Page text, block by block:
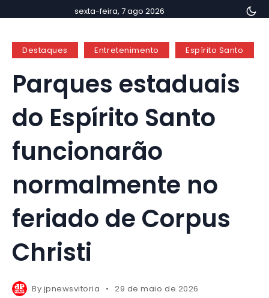
sexta-feira, 7 ago 2026
Destaques Entretenimento Espírito Santo
Parques estaduais
do Espírito Santo
funcionarão
normalmente no
feriado de Corpus
Christi
By jpnewsvitoria 29 de maio de 2026